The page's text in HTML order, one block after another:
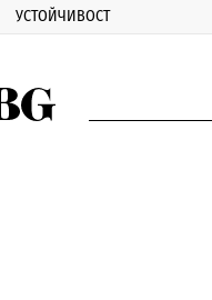
УСТОЙЧИВОСТ